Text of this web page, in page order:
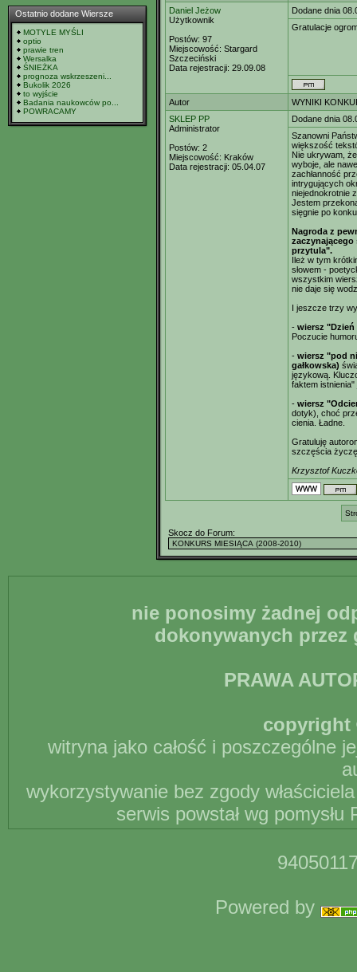
Ostatnio dodane Wiersze
MOTYLE MYŚLI
optio
prawie tren
Wersalka
ŚNIEŻKA
prognoza wskrzeszeni...
Bukolik 2026
to wyjście
Badania naukowców po...
POWRACAMY
Daniel Jeżow
Użytkownik
Postów: 97
Miejscowość: Stargard
Szczeciński
Data rejestracji: 29.09.08
Dodane dnia
Gratulacje
Autor
WYNIKI
SKLEP PP
Administrator
Postów: 2
Miejscowość: Kraków
Data rejestracji: 05.04.07
Dodane dnia
Szanowni
większość
Nie ukrywam,
wyboje, ale
zachłanność
intrygujących
niejednokrotnie
Jestem
sięgnie po
Nagroda z
zaczynającego
przytula".
Ileż w tym
słowem -
wszystkim
nie daje się
I jeszcze trzy
- wiersz
Poczucie
- wiersz "pod
gałkowska)
językową.
faktem
- wiersz
dotyk), choć
cienia. Ładne.
Gratuluję
szczęścia
Krzysztof
Skocz do Forum:
nie ponosimy żadnej
dokonywanych
PRAWA
copyright
witryna jako całość i poszczególne
wykorzystywanie bez zgody
serwis powstał wg
Powered by